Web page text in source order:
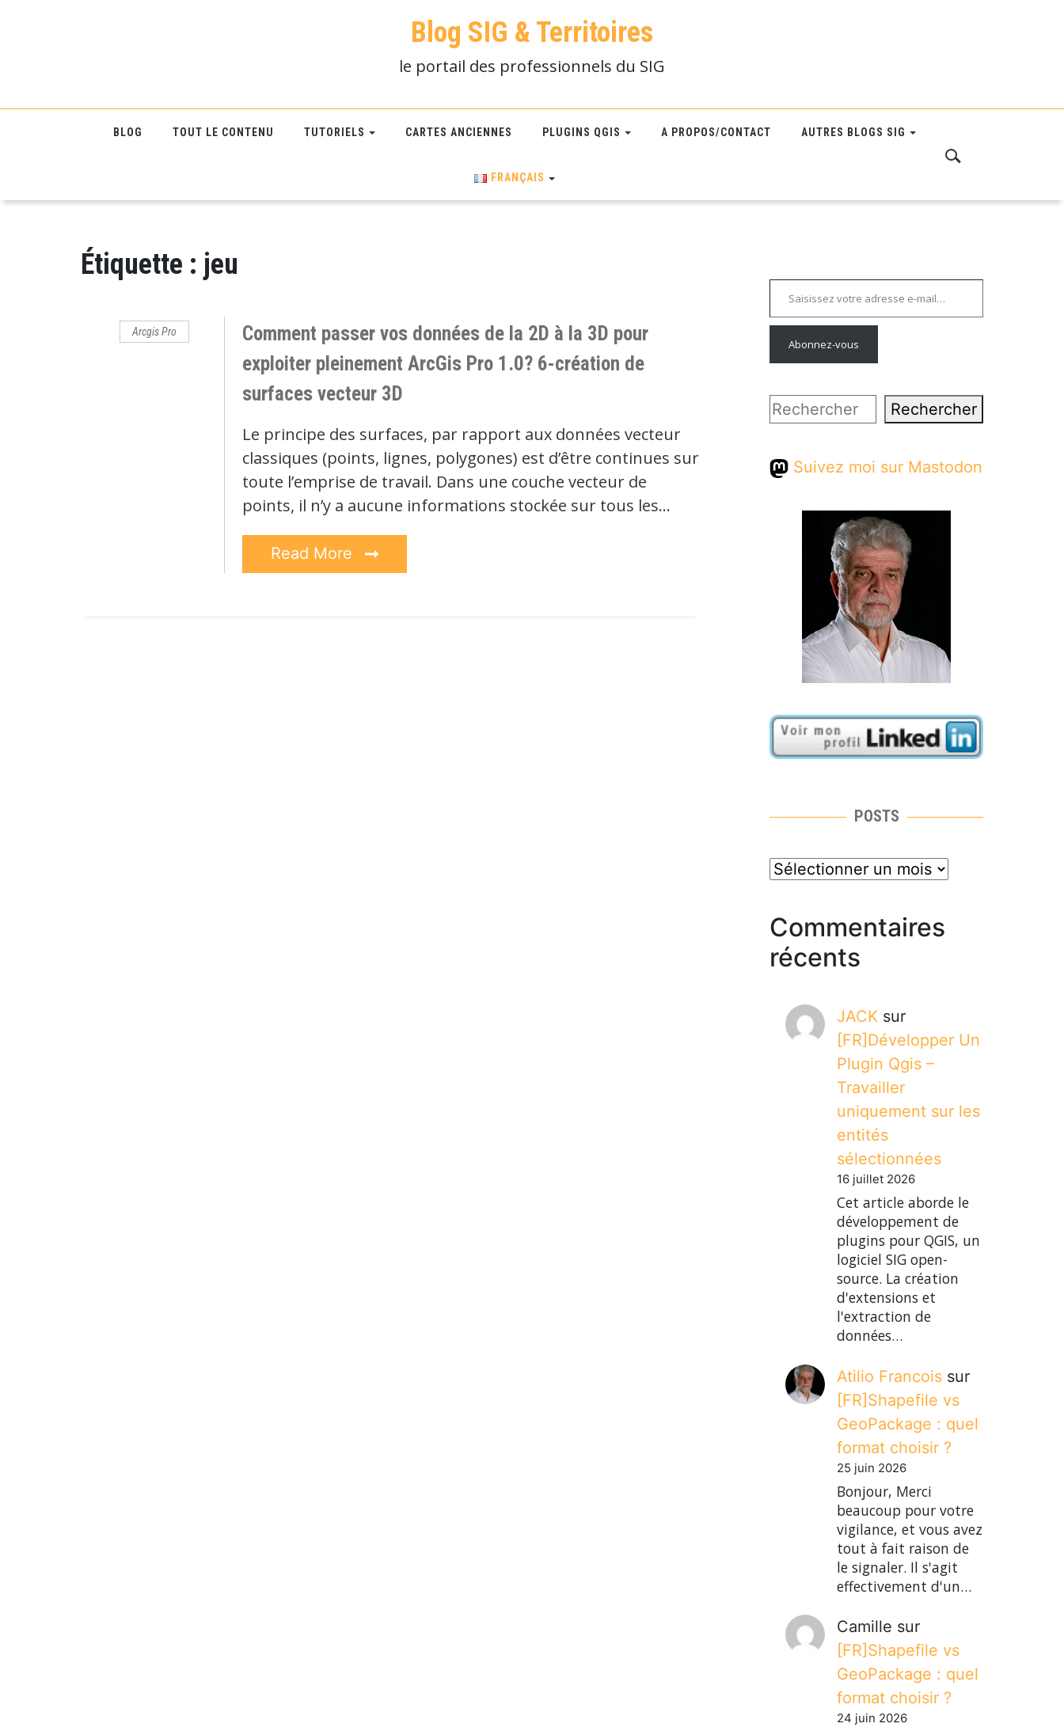
Blog SIG & Territoires
le portail des professionnels du SIG
BLOG TOUT LE CONTENU TUTORIELS CARTES ANCIENNES PLUGINS QGIS A PROPOS/CONTACT AUTRES BLOGS SIG
FRANÇAIS
Étiquette : jeu
Arcgis Pro
Comment passer vos données de la 2D à la 3D pour
exploiter pleinement ArcGis Pro 1.0? 6-création de
surfaces vecteur 3D
Le principe des surfaces, par rapport aux données vecteur
classiques (points, lignes, polygones) est d’être continues sur
toute l’emprise de travail. Dans une couche vecteur de
points, il n’y a aucune informations stockée sur tous les…
Read More
Saisissez votre adresse e-mail…
Abonnez-vous
Rechercher Rechercher
Suivez moi sur Mastodon
POSTS
posts
Commentaires
récents
JACK sur
[FR]Développer Un
Plugin Qgis –
Travailler
uniquement sur les
entités
sélectionnées
16 juillet 2026
Cet article aborde le
développement de
plugins pour QGIS, un
logiciel SIG open-
source. La création
d'extensions et
l'extraction de
données…
Atilio Francois sur
[FR]Shapefile vs
GeoPackage : quel
format choisir ?
25 juin 2026
Bonjour, Merci
beaucoup pour votre
vigilance, et vous avez
tout à fait raison de
le signaler. Il s'agit
effectivement d'un…
Camille sur
[FR]Shapefile vs
GeoPackage : quel
format choisir ?
24 juin 2026